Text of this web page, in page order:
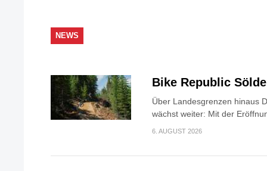
NEWS
Bike Republic
Über Landesgrenzen hinaus
wächst weiter: Mit der
6. AUGUST 2026